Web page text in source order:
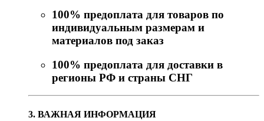
100% предоплата для товаров по
индивидуальным размерам и
материалов под заказ
100% предоплата для доставки в
регионы РФ и страны СНГ
3. ВАЖНАЯ ИНФОРМАЦИЯ